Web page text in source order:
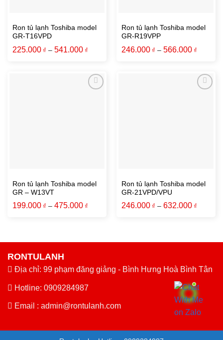
Ron tủ lạnh Toshiba model
GR-T16VPD
225.000 ₫ – 541.000 ₫
Ron tủ lạnh Toshiba model
GR-R19VPP
246.000 ₫ – 566.000 ₫
Ron tủ lạnh Toshiba model
GR – W13VT
199.000 ₫ – 475.000 ₫
Ron tủ lạnh Toshiba model
GR-21VPD/VPU
246.000 ₫ – 632.000 ₫
RONTULANH
Địa chỉ: 99 phạm đăng giảng - Bình Hưng Hoà Bình Tân
Hotline: 0909284987
Email : admin@rontulanh.com